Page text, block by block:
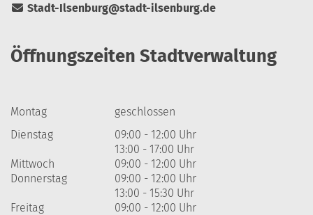
Stadt-Ilsenburg@stadt-ilsenburg.de
Öffnungszeiten Stadtverwaltung
Montag
geschlossen
Dienstag
09:00 - 12:00 Uhr
13:00 - 17:00 Uhr
Mittwoch
09:00 - 12:00 Uhr
Donnerstag
09:00 - 12:00 Uhr
13:00 - 15:30 Uhr
Freitag
09:00 - 12:00 Uhr